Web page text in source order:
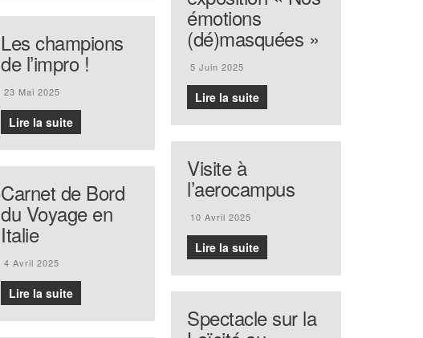
émotions
(dé)masquées »
5 Juin 2025
Lire la suite
Les champions
de l’impro !
23 Mai 2025
Lire la suite
Visite à
l’aerocampus
10 Avril 2025
Lire la suite
Carnet de Bord
du Voyage en
Italie
4 Avril 2025
Lire la suite
Spectacle sur la